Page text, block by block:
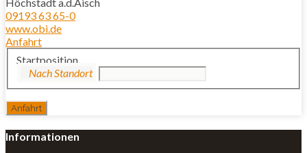
09193 63 65-0
www.obi.de
Anfahrt
Startposition
Informationen